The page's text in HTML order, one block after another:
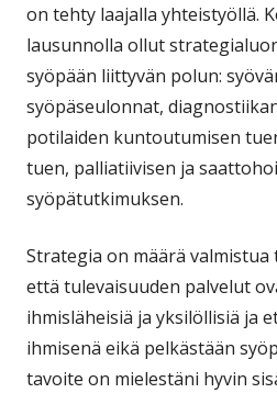
on tehty laajalla yhteistyöllä.
lausunnolla ollut
syöpään liittyvän polun:
syöpäseulonnat,
potilaiden kuntoutumisen
tuen, palliatiivisen ja
syöpätutkimuksen.
Strategia on määrä valmistua
että tulevaisuuden palvelut
ihmisläheisiä ja yksilöllisiä ja
ihmisenä eikä pelkästään
tavoite on mielestäni hyvin